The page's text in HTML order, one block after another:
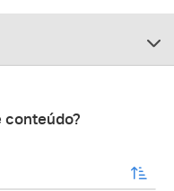
conteúdo?
enviar